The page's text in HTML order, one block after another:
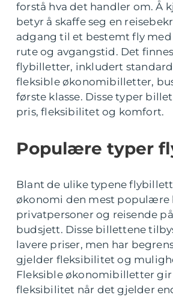
forstå hva det handler om. Å
betyr å skaffe seg en
adgang til et bestemt fly med
rute og avgangstid. Det
flybilletter, inkludert
fleksible økonomibilletter,
første klasse. Disse typer
pris, fleksibilitet og komfort.
Populære typer
Blant de ulike typene
økonomi den mest populære
privatpersoner og reisende
budsjett. Disse billettene
lavere priser, men har
gjelder fleksibilitet og
Fleksible økonomibilletter
fleksibilitet når det gjelder